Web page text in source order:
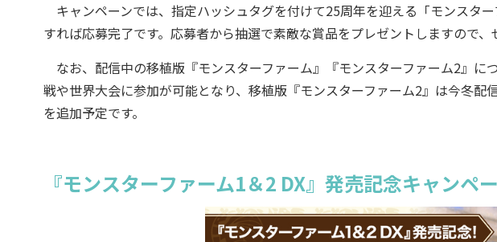
キャンペーンでは、指定ハッシュタグを付けて25周年を迎える「モンスタ
すれば応募完了です。応募者から抽選で素敵な賞品をプレゼントしますので、
なお、配信中の移植版『モンスターファーム』『モンスターファーム2』に
戦や世界大会に参加が可能となり、移植版『モンスターファーム2』は今冬配
を追加予定です。
『モンスターファーム1＆2 DX』発売記念キャンペ